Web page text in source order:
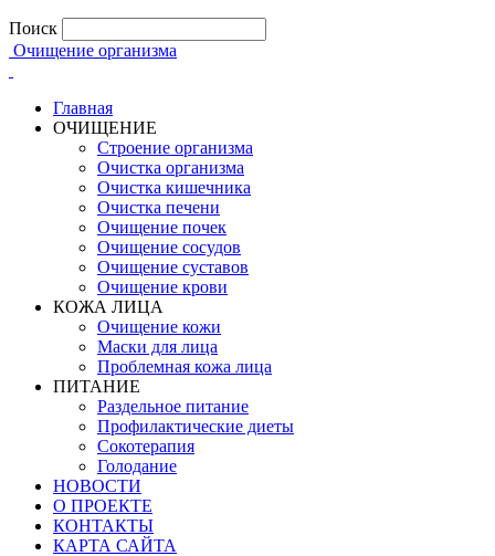
Поиск
Очищение организма
Главная
ОЧИЩЕНИЕ
Строение организма
Очистка организма
Очистка кишечника
Очистка печени
Очищение почек
Очищение сосудов
Очищение суставов
Очищение крови
КОЖА ЛИЦА
Очищение кожи
Маски для лица
Проблемная кожа лица
ПИТАНИЕ
Раздельное питание
Профилактические диеты
Сокотерапия
Голодание
НОВОСТИ
О ПРОЕКТЕ
КОНТАКТЫ
КАРТА САЙТА